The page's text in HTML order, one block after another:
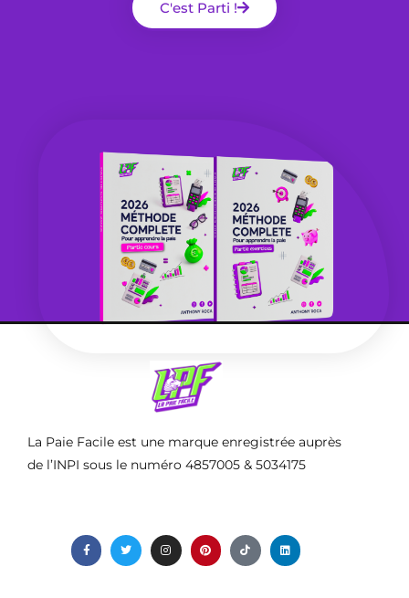
C'est Parti !
La Paie Facile est une marque enregistrée auprès
de l’INPI sous le numéro 4857005 & 5034175